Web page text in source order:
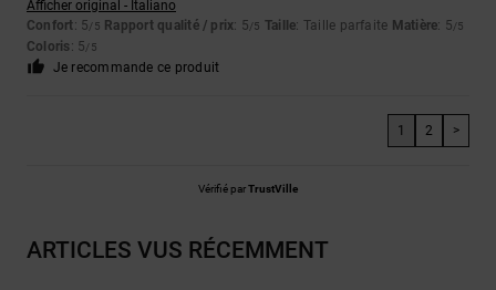
Afficher original - Italiano
Confort: 5/5 Rapport qualité / prix: 5/5 Taille: Taille parfaite Matière: 5/5
Coloris: 5/5
Je recommande ce produit
1 2 >
Vérifié parTrustVille
ARTICLES VUS RÉCEMMENT